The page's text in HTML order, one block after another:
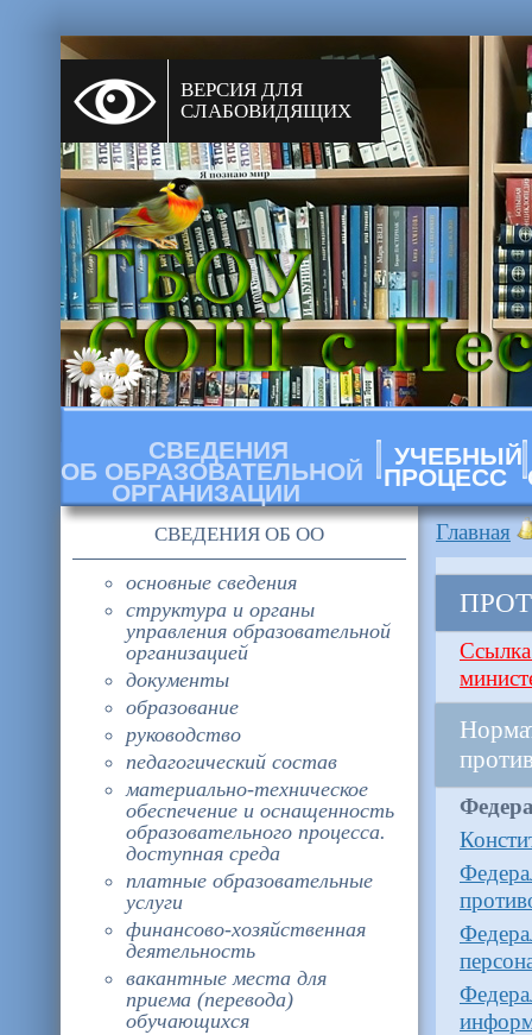
ВЕРСИЯ ДЛЯ
СЛАБОВИДЯЩИХ
СВЕДЕНИЯ
ОБ ОБРАЗОВАТЕЛЬНОЙ
ОРГАНИЗАЦИИ
УЧЕБНЫЙ
ПРОЦЕСС
СВЕДЕНИЯ ОБ ОО
основные сведения
структура и органы
управления образовательной
организацией
документы
образование
руководство
педагогический состав
материально-техническое
обеспечение и оснащенность
образовательного процесса.
доступная среда
платные образовательные
услуги
финансово-хозяйственная
деятельность
вакантные места для
приема (перевода)
обучающихся
Главная